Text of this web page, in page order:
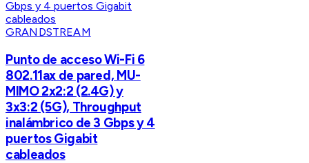
GRANDSTREAM
Punto de acceso Wi-Fi 6
802.11ax de pared, MU-
MIMO 2x2:2 (2.4G) y
3x3:2 (5G), Throughput
inalámbrico de 3 Gbps y 4
puertos Gigabit
cableados